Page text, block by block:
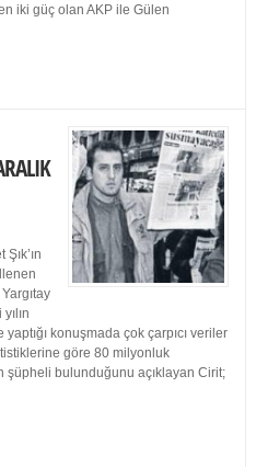
iki güç olan AKP ile Gülen
yaptığı konuşmada çok çarpıcı veriler
göre 80 milyonluk
şüpheli bulunduğunu açıklayan Cirit;